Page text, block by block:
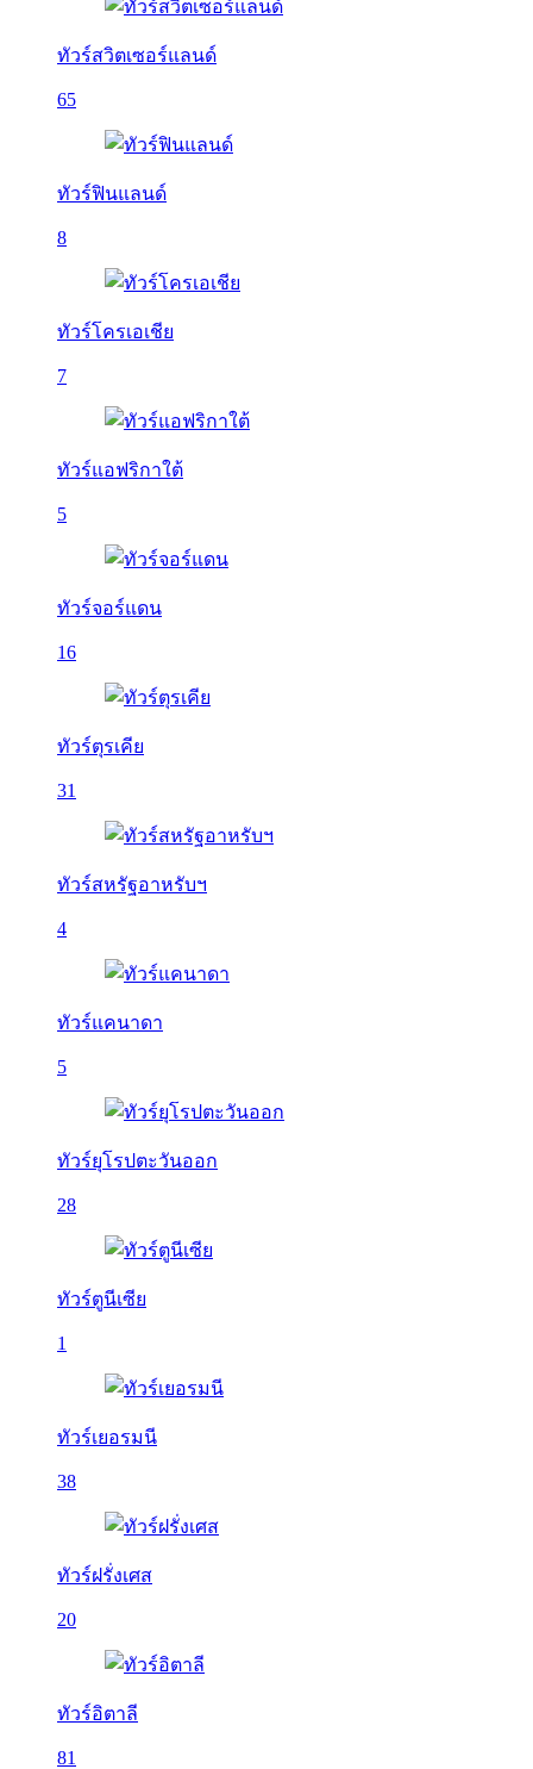
ทัวร์สวิตเซอร์แลนด์
65
ทัวร์ฟินแลนด์
8
ทัวร์โครเอเชีย
7
ทัวร์แอฟริกาใต้
5
ทัวร์จอร์แดน
16
ทัวร์ตุรเคีย
31
ทัวร์สหรัฐอาหรับฯ
4
ทัวร์แคนาดา
5
ทัวร์ยุโรปตะวันออก
28
ทัวร์ตูนีเซีย
1
ทัวร์เยอรมนี
38
ทัวร์ฝรั่งเศส
20
ทัวร์อิตาลี
81